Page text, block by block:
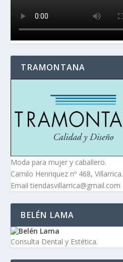
TRAMONTANA
Moda para mujer y caballero.
Camilo Henriquez nº 468, Villarrica.
Email tiendasvillarrica@gmail.com
BELÉN LAMA
Consulta Dental y Estética.